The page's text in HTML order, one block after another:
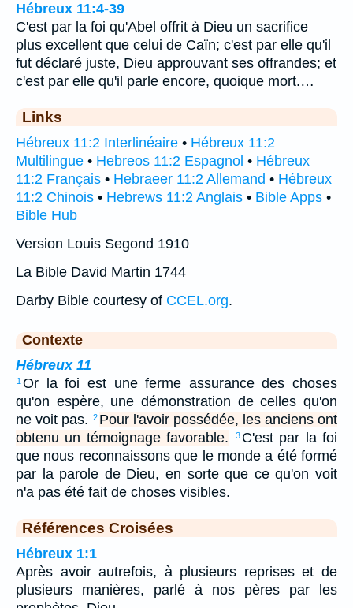
Hébreux 11:4-39
C'est par la foi qu'Abel offrit à Dieu un sacrifice
plus excellent que celui de Caïn; c'est par elle qu'il
fut déclaré juste, Dieu approuvant ses offrandes; et
c'est par elle qu'il parle encore, quoique mort.…
Links
Hébreux 11:2 Interlinéaire • Hébreux 11:2
Multilingue • Hebreos 11:2 Espagnol • Hébreux
11:2 Français • Hebraeer 11:2 Allemand • Hébreux
11:2 Chinois • Hebrews 11:2 Anglais • Bible Apps •
Bible Hub
Version Louis Segond 1910
La Bible David Martin 1744
Darby Bible courtesy of CCEL.org.
Contexte
Hébreux 11
1 Or la foi est une ferme assurance des choses
qu'on espère, une démonstration de celles qu'on
ne voit pas. 2 Pour l'avoir possédée, les anciens ont
obtenu un témoignage favorable.
3 C'est par la foi
que nous reconnaissons que le monde a été formé
par la parole de Dieu, en sorte que ce qu'on voit
n'a pas été fait de choses visibles.
Références Croisées
Hébreux 1:1
Après avoir autrefois, à plusieurs reprises et de
plusieurs manières, parlé à nos pères par les